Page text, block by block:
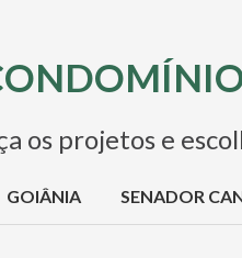
os projetos e
GOIÂNIA SENADOR